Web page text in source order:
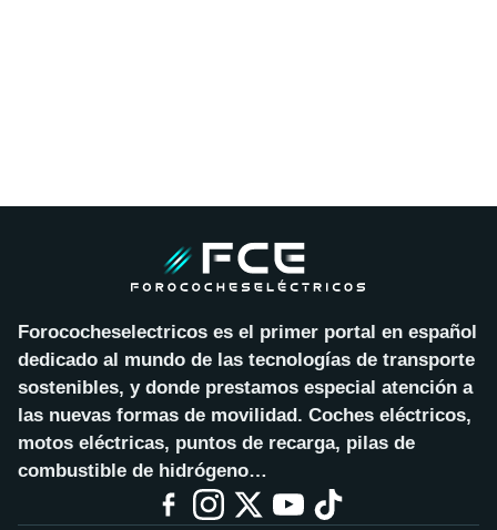
Forococheselectricos es el primer portal en español
dedicado al mundo de las tecnologías de transporte
sostenibles, y donde prestamos especial atención a
las nuevas formas de movilidad. Coches eléctricos,
motos eléctricas, puntos de recarga, pilas de
combustible de hidrógeno…